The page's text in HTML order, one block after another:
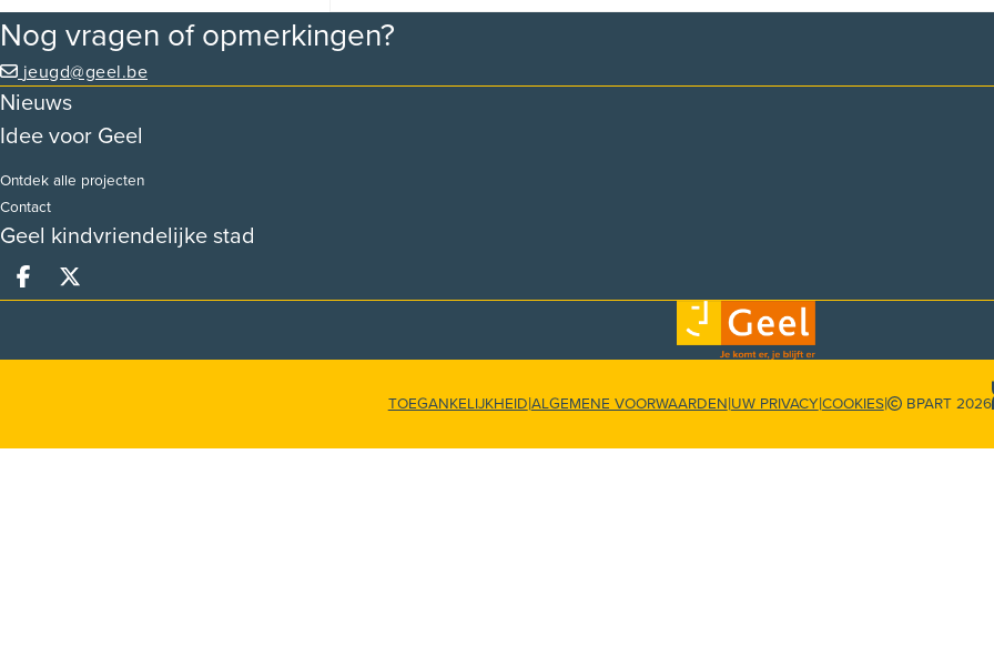
Nog vragen of opmerkingen?
jeugd@geel.be
Nieuws
Idee voor Geel
Ontdek alle projecten
Contact
Geel kindvriendelijke stad
Deel op facebook
Deel op X
TOEGANKELIJKHEID|ALGEMENE VOORWAARDEN|UW PRIVACY|COOKIES| BPART 2026